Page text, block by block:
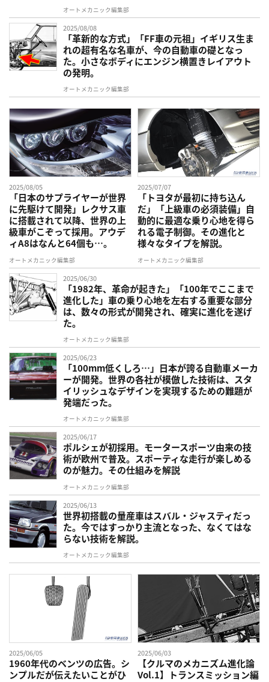
オートメカニック編集部
2025/08/08
「革新的な方式」「FF車の元祖」イギリス生ま
れの超有名な名車が、今の自動車の礎となっ
た。小さなボディにエンジン横置きレイアウト
の発明。
オートメカニック編集部
2025/08/05
「日本のサプライヤーが世界
に先駆けて開発」レクサス車
に搭載されて以降、世界の上
級車がこぞって採用。アウデ
ィA8はなんと64個も…。
オートメカニック編集部
2025/07/07
「トヨタが最初に持ち込ん
だ」「上級車の必須装備」自
動的に最適な乗り心地を得ら
れる電子制御。その進化と
様々なタイプを解説。
オートメカニック編集部
2025/06/30
「1982年、革命が起きた」「100年でここまで
進化した」車の乗り心地を左右する重要な部分
は、数々の形式が開発され、確実に進化を遂げ
た。
オートメカニック編集部
2025/06/23
「100mm低くしろ…」日本が誇る自動車メーカ
ーが開発。世界の各社が模倣した技術は、スタ
イリッシュなデザインを実現するための難題が
発端だった。
オートメカニック編集部
2025/06/17
ポルシェが初採用。モータースポーツ由来の技
術が欧州で普及。スポーティな走行が楽しめる
のが魅力。その仕組みを解説
オートメカニック編集部
2025/06/13
世界初搭載の量産車はスバル・ジャスティだっ
た。今ではすっかり主流となった、なくてはな
らない技術を解説。
オートメカニック編集部
2025/06/05
1960年代のベンツの広告。シ
ンプルだが伝えたいことがひ
2025/06/03
【クルマのメカニズム進化論
Vol.1】トランスミッション編